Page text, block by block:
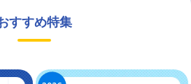
すすめ特集